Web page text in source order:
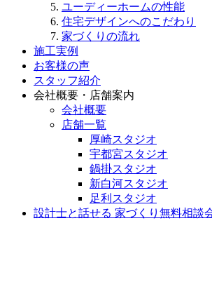
ユーディーホームの性能
住宅デザインへのこだわり
家づくりの流れ
施工実例
お客様の声
スタッフ紹介
会社概要・店舗案内
会社概要
店舗一覧
厚崎スタジオ
宇都宮スタジオ
鍋掛スタジオ
新白河スタジオ
足利スタジオ
設計士と話せる 家づくり無料相談